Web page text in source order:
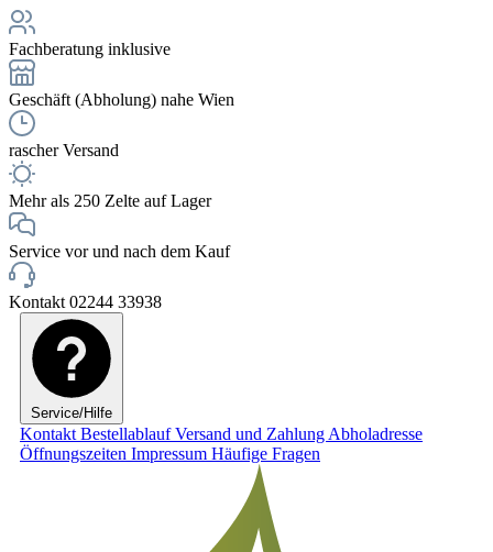
Fachberatung inklusive
Geschäft (Abholung) nahe Wien
rascher Versand
Mehr als 250 Zelte auf Lager
Service vor und nach dem Kauf
Kontakt 02244 33938
Service/Hilfe
Kontakt BestellablaufVersand und Zahlung Abholadresse
Öffnungszeiten Impressum Häufige Fragen